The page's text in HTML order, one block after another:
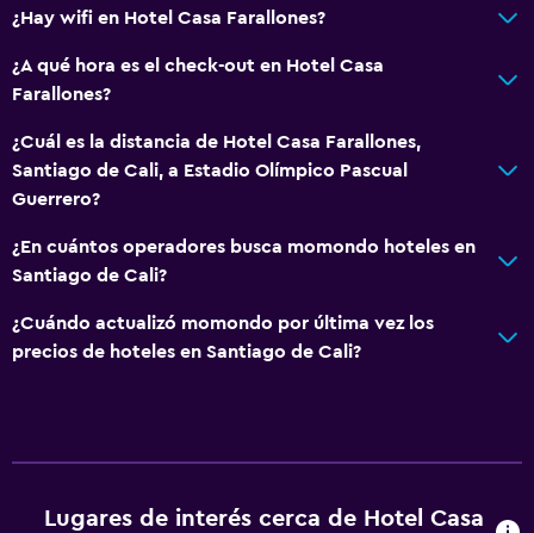
¿Hay wifi en Hotel Casa Farallones?
¿A qué hora es el check-out en Hotel Casa
Farallones?
¿Cuál es la distancia de Hotel Casa Farallones,
Santiago de Cali, a Estadio Olímpico Pascual
Guerrero?
¿En cuántos operadores busca momondo hoteles en
Santiago de Cali?
¿Cuándo actualizó momondo por última vez los
precios de hoteles en Santiago de Cali?
Lugares de interés cerca de Hotel Casa